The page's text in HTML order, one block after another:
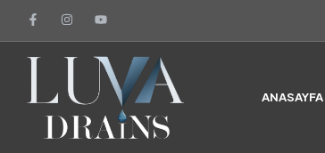
ANASAYFA